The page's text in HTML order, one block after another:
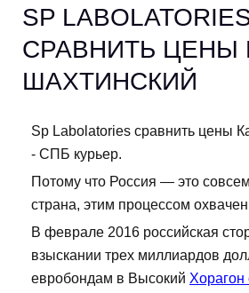
SP
СРАВНИТЬ ЦЕНЫ
ШАХТИНСКИЙ
Sp Labolatories сравнить цены
- СПБ курьер.
Потому что Россия — это
страна, этим процессом
В феврале 2016 российская
взыскании трех миллиардов
евробондам в Высокий Хорагон